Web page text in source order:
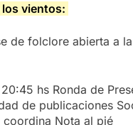
los vientos:
de folclore abierta a
hs Ronda de
de publicaciones
coordina Nota al pié